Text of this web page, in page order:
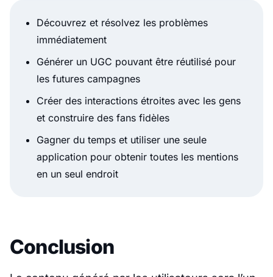
Découvrez et résolvez les problèmes
immédiatement
Générer un UGC pouvant être réutilisé pour
les futures campagnes
Créer des interactions étroites avec les gens
et construire des fans fidèles
Gagner du temps et utiliser une seule
application pour obtenir toutes les mentions
en un seul endroit
Conclusion